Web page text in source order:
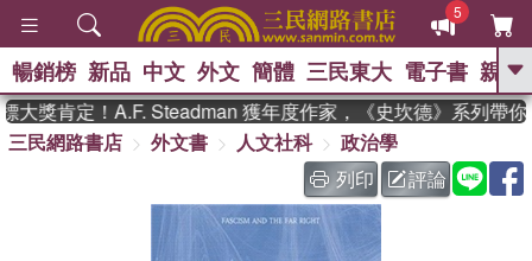
5
GO
熱搜： 東野圭吾 、 The Odyssey
、 如果歷史是一群喵 、 暑期
國際布克獎 臺灣漫遊錄 、 方
念華 、 台灣的李登輝時代
孩：黎曼猜想 、 偉大的迷走神經
暢銷榜 新品 中文 外文 簡體 三民東大 電子書 親子
獎肯定！A.F. Steadman 獲年度作家，《史坎德》系列帶你
三民網路書店
外文書 人文社科
政治學
列印
評論